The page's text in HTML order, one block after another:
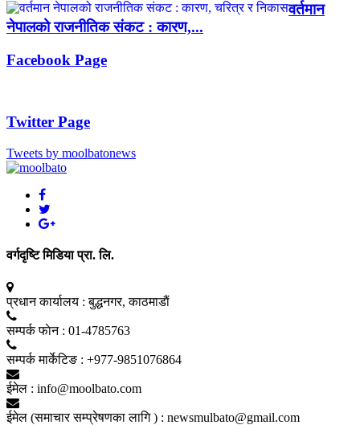
वर्तमान
नेपालको राजनीतिक संकट : कारण,...
Facebook Page
Twitter Page
Tweets by moolbatonews
वर्गदृष्टि मिडिया प्रा. लि.
प्रधान कार्यालय : बुद्धनगर, काठमाडाैं
सम्पर्क फाेन : 01-4785763
सम्पर्क मार्केटिङ : +977-9851076864
ईमेल : info@moolbato.com
ईमेल (समाचार सम्प्रेषणका लागि ) : newsmulbato@gmail.com